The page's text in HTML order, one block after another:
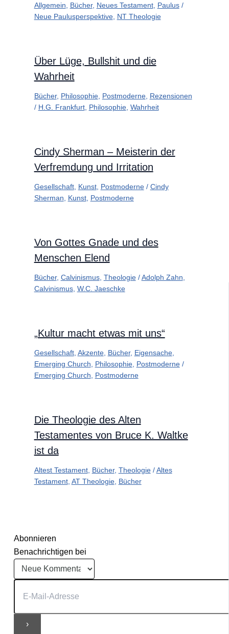
Allgemein Bücher, Neues Testament, Paulus/
Neue Paulusperspektive, NT Theologie
Über Lüge, Bullshit und die
Wahrheit
Bücher, Philosophie, Postmoderne, Rezensionen
/ H.G. Frankfurt, Philosophie, Wahrheit
Cindy Sherman – Meisterin der
Verfremdung und Irritation
Gesellschaft, Kunst, Postmoderne/ Cindy
Sherman
Kunst, Postmoderne
Von Gottes Gnade und des
Menschen Elend
Bücher, Calvinismus, Theologie/Adolph Zahn
Calvinismus, W.C. Jaeschke
„Kultur macht etwas mit uns“
Gesellschaft, Akzente, Bücher, Eigensache,
Emerging Church
Philosophie, Postmoderne/
Emerging Church
Postmoderne
Die Theologie des Alten
Testamentes von Bruce K. Waltke
ist da
Altest Testament, Bücher, Theologie/Altes
Testament, AT Theologie, Bücher
Abonnieren
Benachrichtigen bei